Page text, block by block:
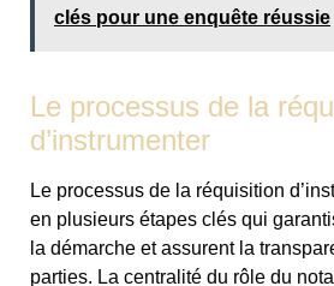
clés pour une enquête réussie
Le processus de la
d’instrumenter
Le processus de la réquisition
en plusieurs étapes clés qui
la démarche et assurent la
parties. La centralité du rôle du